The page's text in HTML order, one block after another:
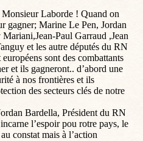
Monsieur Laborde ! Quand on
gagner; Marine Le Pen, Jordan
Paul Garraud ,Jean
et les autre députés du RN
européens sont des combattants
et ils gagneront.. d’abord une
à nos frontières et ils
des secteurs clés de notre
Bardella, Président du RN
l’espoir pou rotre pays, le
constat mais à l’action